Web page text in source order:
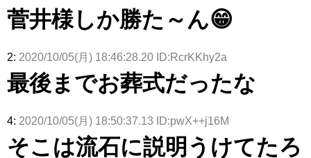
演決定
菅井様しか勝た～ん😁
2: 2020/10/05(月) 18:46:28.20 ID:RcrKKhy2a
最後までお葬式だったな
4: 2020/10/05(月) 18:50:37.13 ID:pwX++j16M
そこは流石に説明うけてたろ